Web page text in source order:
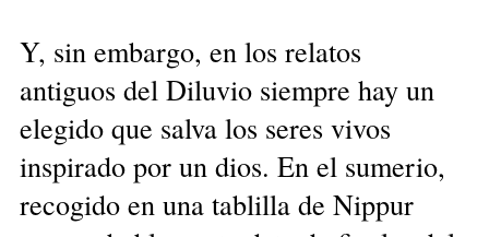
Y, sin embargo, en los relatos
antiguos del Diluvio siempre hay un
elegido que salva los seres vivos
inspirado por un dios. En el sumerio,
recogido en una tablilla de Nippur